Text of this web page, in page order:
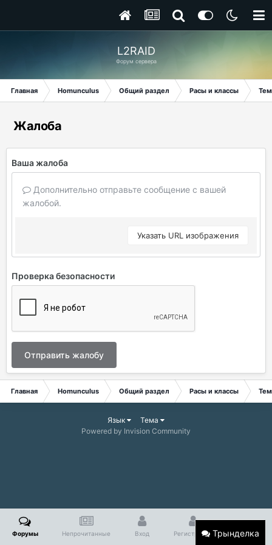
L2RAID
Форум сервера
Главная Homunculus Общий раздел Расы и классы
Жалоба
Ваша жалоба
Дополнительно отправьте сообщение с вашей
жалобой.
Указать URL изображения
Проверка безопасности
Отправить жалобу
Главная Homunculus Общий раздел Расы и классы
Трынделка
Язык
Тема
Powered by Invision Community
Форумы Непрочитанные Вход Регистрация Больше